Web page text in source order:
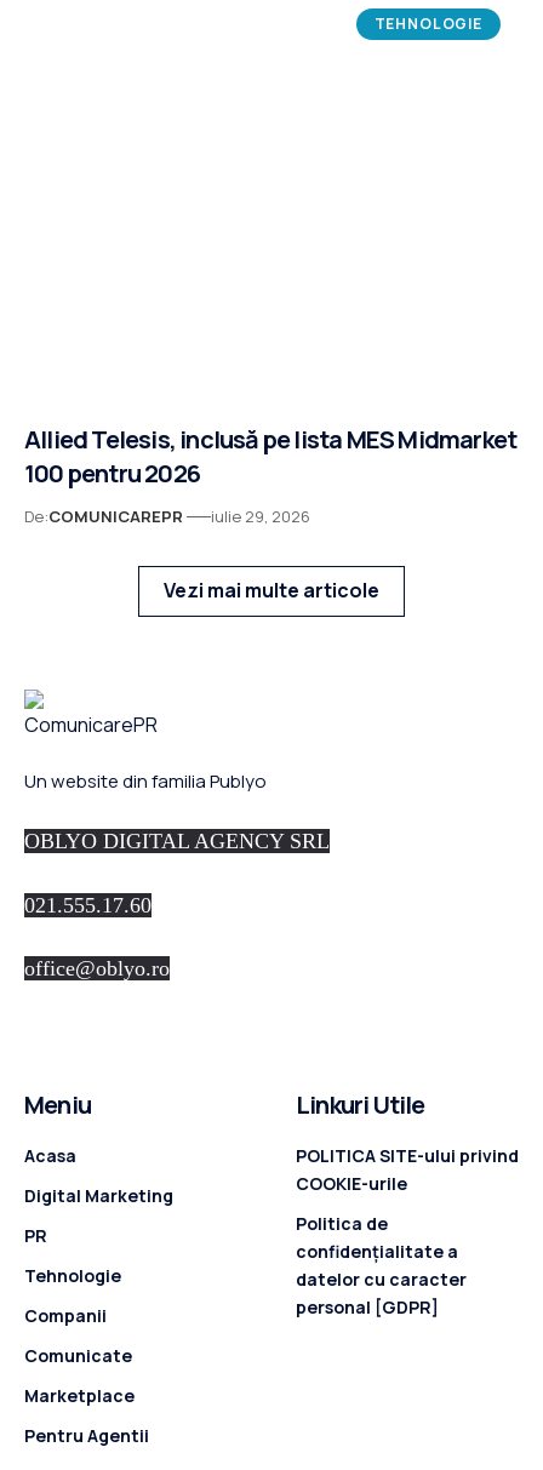
TEHNOLOGIE
Allied Telesis, inclusă pe lista MES Midmarket
100 pentru 2026
De:COMUNICAREPR iulie 29, 2026
Vezi mai multe articole
Un website din familia Publyo
OBLYO DIGITAL AGENCY SRL
021.555.17.60
office@oblyo.ro
Meniu
Acasa
Digital Marketing
PR
Tehnologie
Companii
Comunicate
Marketplace
Pentru Agentii
Linkuri Utile
POLITICA SITE-ului privind
COOKIE-urile
Politica de
confidenţialitate a
datelor cu caracter
personal [GDPR]